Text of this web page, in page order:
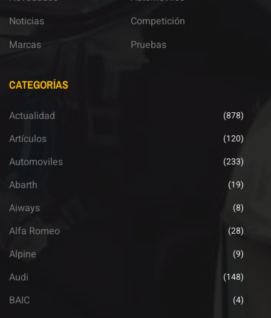
Noticias
Marcas
Competición
Pruebas
CATEGORÍAS
Actualidad (878)
Artículos (120)
Automoviles (233)
Abarth (19)
Aiways (8)
Alfa Romeo (28)
Alpine (9)
Audi (148)
BAIC (4)